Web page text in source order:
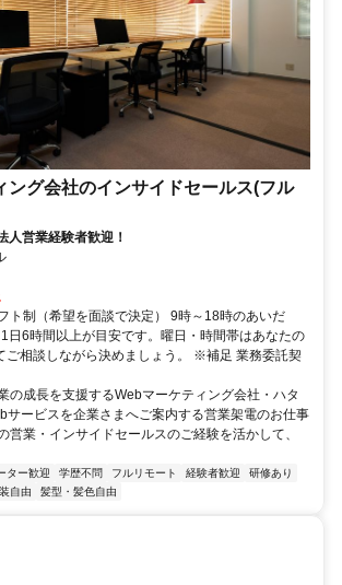
ング会社のインサイドセールス(フル
人営業経験者歓迎！
ト制（希望を面談で決定） 9時～18時のあいだ
日6時間以上が目安です。曜日・時間帯はあなたの
ご相談しながら決めましょう。 ※補足 業務委託契
の成長を支援するWebマーケティング会社・ハタ
サービスを企業さまへご案内する営業架電のお仕事
営業・インサイドセールスのご経験を活かして、
ター歓迎 学歴不問 フルリモート 経験者歓迎
研修あり
自由 髪型・髪色自由